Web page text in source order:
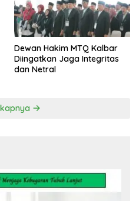
Dewan Hakim MTQ Kalbar
Diingatkan Jaga Integritas
dan Netral